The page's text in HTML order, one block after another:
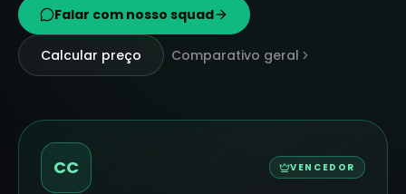
Falar com nosso squad
Calcular preço Comparativo geral
CC VENCEDOR